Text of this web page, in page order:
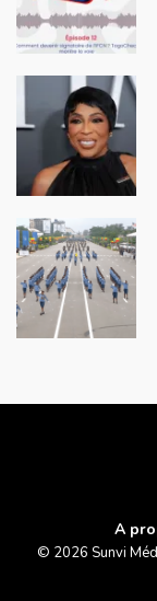
A
© 2026 Sunvi